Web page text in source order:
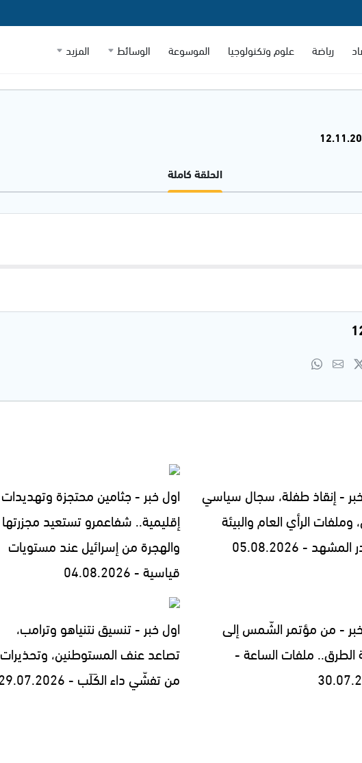
رياضة علوم وتكنولوجيا الموسوعة الوسائط المزيد
الحلقة كاملة
- إنقاذ طفلة، سجال سياسي
وملفات الرأي العام والبيئة
- 05.08.2026
اول خبر - جثامين محتجزة وتهديدات
إقليمية.. شفاعمرو تستعيد مجزرتها
والهجرة من إسرائيل عند مستويات
قياسية - 04.08.2026
- من مؤتمر الشّمس إلى
الطرق.. ملفات الساعة -
اول خبر - تنسيق نتنياهو وترامب،
تصاعد عنف المستوطنين، وتحذيرات
من تفشّي داء الكَلَب - 29.07.2026